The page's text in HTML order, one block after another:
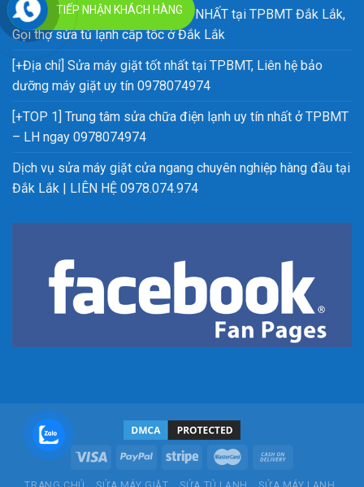
[ Địa chỉ] Sửa chữa tủ lạnh uy tín NHẤT tại TPBMT Đắk Lắk,
Gọi thợ sửa tủ lạnh cấp tốc ở Đắk Lắk
[+Địa chỉ] Sửa máy giặt tốt nhất tại TPBMT, Liên hệ bảo
dưỡng máy giặt uy tín 0978074974
[+TOP 1] Trung tâm sửa chữa điện lạnh uy tín nhất ở TPBMT
– LH ngay 0978074974
Dịch vụ sửa máy giặt cửa ngang chuyên nghiệp hàng đầu tại
Đắk Lắk | LIÊN HỆ 0978.074.974
TIẾP NHẬN KHÁCH HÀNG